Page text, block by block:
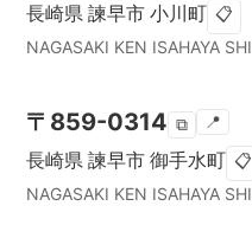
長崎県 諫早市 小川町 📋
NAGASAKI KEN ISAHAYA SHI
〒 859-0314 ⧉ 📍
長崎県 諫早市 御手水町 📋
NAGASAKI KEN ISAHAYA SHI